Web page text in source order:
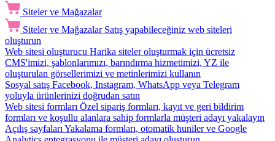
Siteler ve Mağazalar
Siteler ve Mağazalar Satış yapabileceğiniz web siteleri
oluşturun
Web sitesi oluşturucu Harika siteler oluşturmak için ücretsiz
CMS'imizi, şablonlarımızı, barındırma hizmetimizi, YZ ile
oluşturulan görsellerimizi ve metinlerimizi kullanın
Sosyal satış Facebook, Instagram, WhatsApp veya Telegram
yoluyla ürünlerinizi doğrudan satın
Web sitesi formları Özel sipariş formları, kayıt ve geri bildirim
formları ve koşullu alanlara sahip formlarla müşteri adayı yakalayın
Açılış sayfaları Yakalama formları, otomatik huniler ve Google